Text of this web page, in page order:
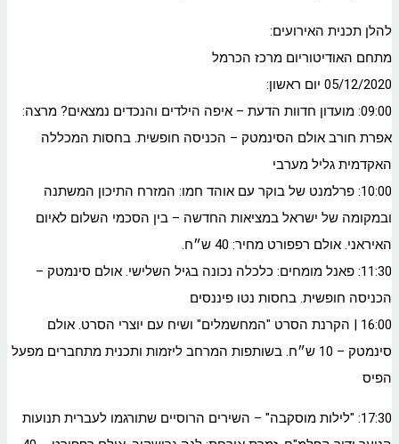
להלן תכנית האירועים:
מתחם האודיטוריום מרכז הכרמל
05/12/2020 יום ראשון:
09:00: מועדון חדוות הדעת – איפה הילדים והנכדים נמצאים? מרצה:
אפרת חורב אולם הסינמטק – הכניסה חופשית. בחסות המכללה
האקדמית גליל מערבי
10:00: פרלמנט של בוקר עם אוהד חמו: המזרח התיכון המשתנה
ובמקומה של ישראל במציאות החדשה – בין הסכמי השלום לאיום
האיראני. אולם רפפורט מחיר: 40 ש״ח.
11:30: פאנל מומחים: כלכלה נכונה בגיל השלישי. אולם סינמטק –
הכניסה חופשית. בחסות נטו פיננסים
16:00 | הקרנת הסרט "המחשמלים" ושיח עם יוצרי הסרט. אולם
סינמטק – 10 ש״ח. בשותפות המרחב ליזמות ותכנית מתחברים מפעל
הפיס
17:30: "לילות מוסקבה" – השירים הרוסיים שתורגמו לעברית תנועות